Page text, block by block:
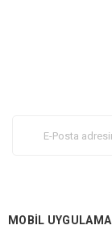
MOBİL